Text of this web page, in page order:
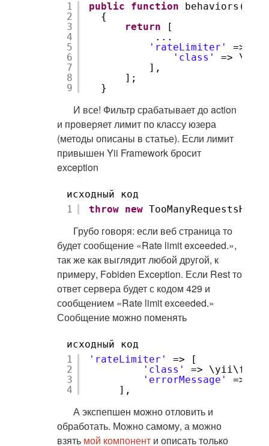
1
2
3
4
5
6
7
8
9
public function
behaviors()
{
return
[
...
'rateLimiter'
=> [
'class'
=>
],
];
}
И все! Фильтр срабатывает до action
и проверяет лимит по классу юзера
(методы описаны в статье). Если лимит
привышен Yii Framework бросит
exception
исходный код
1
throw new
Грубо говоря: если веб страница то
будет сообщение «Rate limit exceeded.»,
так же как выглядит любой другой, к
примеру, Fobiden Exception. Если Rest то
ответ сервера будет с кодом 429 и
сообщением «Rate limit exceeded.»
Сообщение можно поменять
исходный код
1
2
3
4
'rateLimiter'
=> [
'class'
=>
'errorMessage'
=>
],
А экспепшен можно отловить и
обработать. Можно самому, а можно
взять мой компонент и описать только